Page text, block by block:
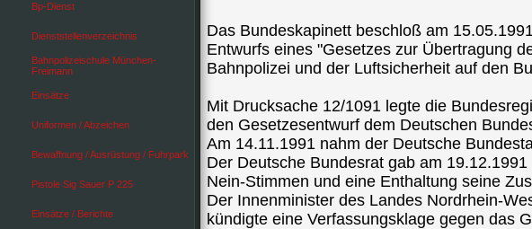
Bp-Dienst
Dienststellenverzeichnis
Bahnpolizeischule München-
Freimann
Einsätze
Uniformen / Abzeichen
Bewaffnung / Ausrüstung / Fuhrpark
Pistole Sig Sauer P 225
Einsätze / Berichte
Das Bundeskapinett beschloß am
Entwurfs eines "Gesetzes zur Übertragung
Bahnpolizei und der Luftsicherheit auf den
Mit Drucksache 12/1091 legte die
den Gesetzesentwurf dem Deutschen
Am 14.11.1991 nahm der Deutsche
Der Deutsche Bundesrat gab am
Nein-Stimmen und eine Enthaltung seine
Der Innenminister des Landes Nordrhein-
kündigte eine Verfassungsklage gegen das